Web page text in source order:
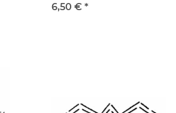
6,50 € *